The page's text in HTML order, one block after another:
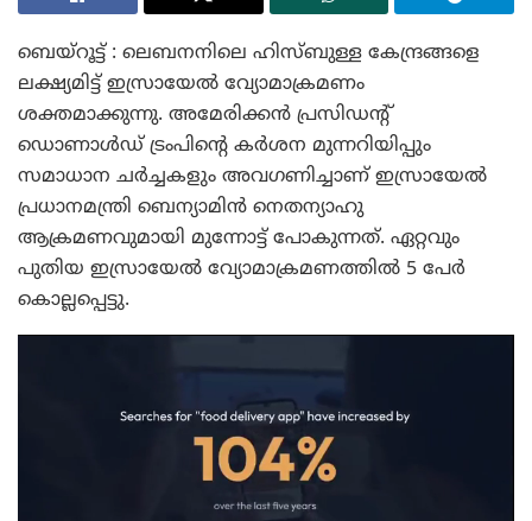
ബെയ്റൂട്ട് : ലെബനനിലെ ഹിസ്ബുള്ള കേന്ദ്രങ്ങളെ
ലക്ഷ്യമിട്ട് ഇസ്രായേൽ വ്യോമാക്രമണം
ശക്തമാക്കുന്നു. അമേരിക്കൻ പ്രസിഡന്റ്
ഡൊണാൾഡ് ട്രംപിന്റെ കർശന മുന്നറിയിപ്പും
സമാധാന ചർച്ചകളും അവഗണിച്ചാണ് ഇസ്രായേൽ
പ്രധാനമന്ത്രി ബെന്യാമിൻ നെതന്യാഹു
ആക്രമണവുമായി മുന്നോട്ട് പോകുന്നത്. ഏറ്റവും
പുതിയ ഇസ്രായേൽ വ്യോമാക്രമണത്തിൽ 5 പേർ
കൊല്ലപ്പെട്ടു.